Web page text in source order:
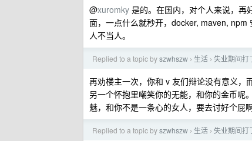
@xuromky 是的。在国内，对个人来说，再
面，一点什么就秒开，docker, maven, npm
人不当人。
Replied to a topic byszwhszw › 生活 › 失业期间打
再劝楼主一次，你和 v 友们辩论没有意义，
另一个怀抱里嘲笑你的无能，和你的金币呢
魅，和你不是一条心的女人，要去讨好个屁啊
Replied to a topic byszwhszw › 生活 › 失业期间打